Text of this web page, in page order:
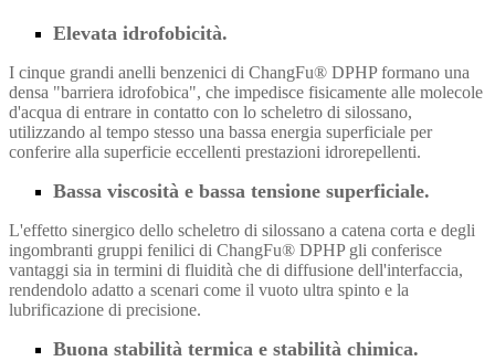
Elevata idrofobicità.
I cinque grandi anelli benzenici di ChangFu® DPHP formano una
densa "barriera idrofobica", che impedisce fisicamente alle molecole
d'acqua di entrare in contatto con lo scheletro di silossano,
utilizzando al tempo stesso una bassa energia superficiale per
conferire alla superficie eccellenti prestazioni idrorepellenti.
Bassa viscosità e bassa tensione superficiale.
L'effetto sinergico dello scheletro di silossano a catena corta e degli
ingombranti gruppi fenilici di ChangFu® DPHP gli conferisce
vantaggi sia in termini di fluidità che di diffusione dell'interfaccia,
rendendolo adatto a scenari come il vuoto ultra spinto e la
lubrificazione di precisione.
Buona stabilità termica e stabilità chimica.